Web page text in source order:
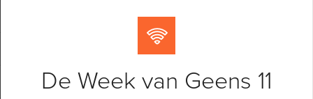
De Week van Geens 11